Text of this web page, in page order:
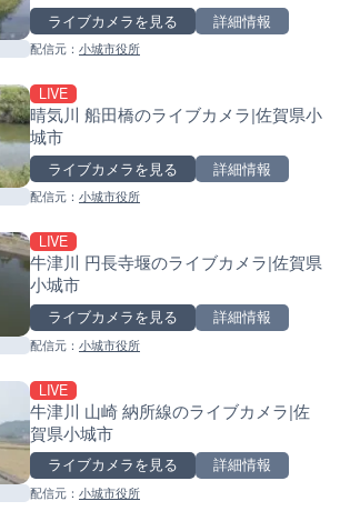
ライブカメラを見る 詳細情報
配信元： 小城市役所
LIVE
晴気川 船田橋のライブカメラ|佐賀県小
城市
ライブカメラを見る 詳細情報
配信元： 小城市役所
LIVE
牛津川 円長寺堰のライブカメラ|佐賀県
小城市
ライブカメラを見る 詳細情報
配信元： 小城市役所
LIVE
牛津川 山崎 納所線のライブカメラ|佐
賀県小城市
ライブカメラを見る 詳細情報
配信元： 小城市役所